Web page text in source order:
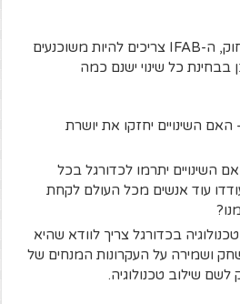
על מנת לשנות או להוסיף חוק, ה-IFAB צריכים להיות משוכנעים
בבחינת כל שינוי ישנם כמה
השינויים יחזקו את יושרת
השינויים יתרמו לכדורגל בכל
עוד אנשים מכל העולם לקחת
בכדורגל צריך לוודא שהיא
ושמירה על העקרונות המנחים של
שילוב טכנולוגיה.